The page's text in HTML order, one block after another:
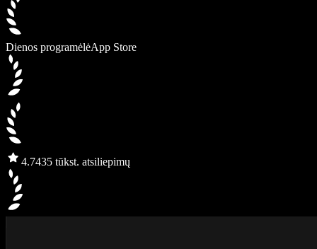
Dienos programėlėApp Store
4.7435 tūkst. atsiliepimų